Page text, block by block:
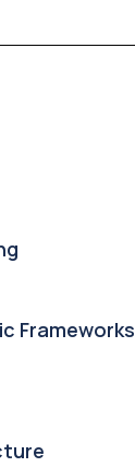
Frameworks